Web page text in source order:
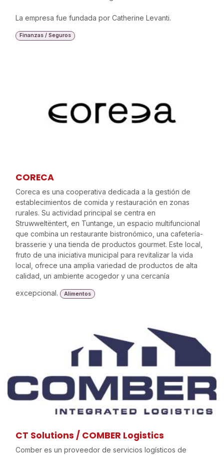
La empresa fue fundada por Catherine Levanti.
Finanzas / Seguros
CORECA
Coreca es una cooperativa dedicada a la gestión de
establecimientos de comida y restauración en zonas
rurales. Su actividad principal se centra en
Struwweltëntert, en Tuntange, un espacio multifuncional
que combina un restaurante bistronómico, una cafetería-
brasserie y una tienda de productos gourmet. Este local,
fruto de una iniciativa municipal para revitalizar la vida
local, ofrece una amplia variedad de productos de alta
calidad, un ambiente acogedor y una cercanía
excepcional.
Alimentos
CT Solutions / COMBER Logistics
Comber es un proveedor de servicios logísticos de